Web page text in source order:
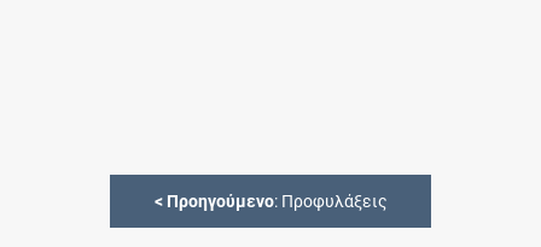
< Προηγούμενο: Προφυλάξεις